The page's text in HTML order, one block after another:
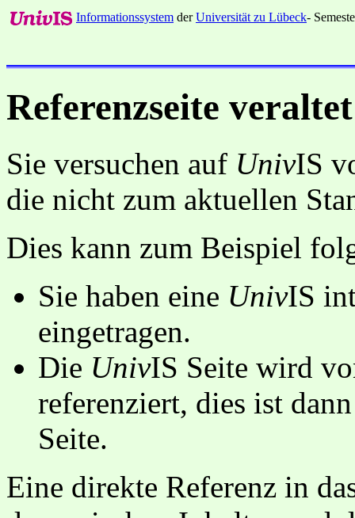
Informationssystem derUniversität zu Lübeck-
Referenzseite veraltet
Sie versuchen auf UnivIS
die nicht zum aktuellen
Dies kann zum Beispiel
Sie haben eine UnivIS
eingetragen.
Die UnivIS Seite wird
referenziert, dies ist
Seite.
Eine direkte Referenz in